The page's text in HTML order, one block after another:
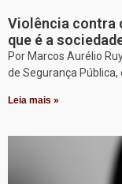
Violência contra
que é a
Por Marcos Aurélio
de Segurança
Leia mais »